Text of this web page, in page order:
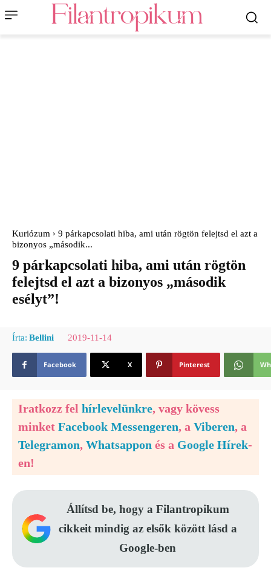
Kuriózum
9 párkapcsolati hiba, ami után rögtön felejtsd el azt a
bizonyos „második...
9 párkapcsolati hiba, ami után rögtön
felejtsd el azt a bizonyos „második
esélyt”!
Írta: Bellini 2019-11-14
Facebook X Pinterest
Iratkozz fel hírlevelünkre, vagy kövess
minket Facebook Messengeren, a Viberen, a
Telegramon, Whatsappon és a Google Hírek-
en!
Állítsd be, hogy a Filantropikum
cikkeit mindig az elsők között lásd a
Google-ben